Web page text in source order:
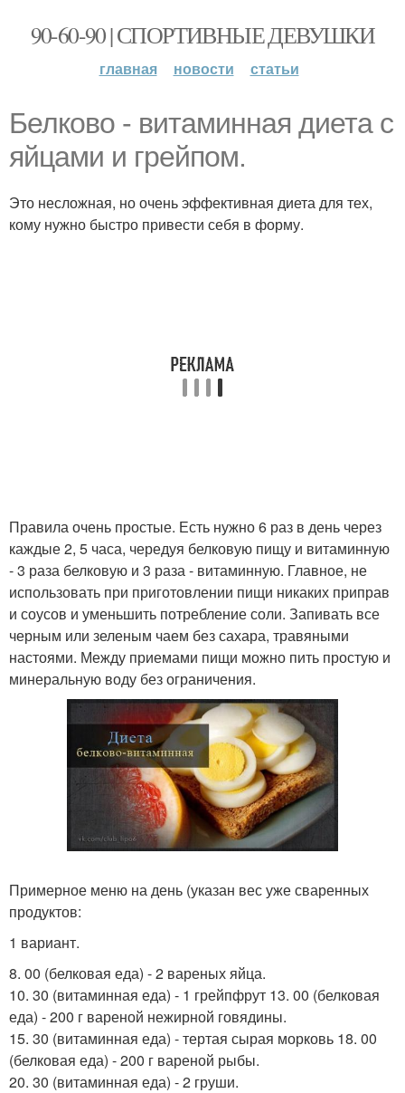
90-60-90 | СПОРТИВНЫЕ ДЕВУШКИ
главная новости статьи
Белково - витаминная диета с
яйцами и грейпом.
Это несложная, но очень эффективная диета для тех,
кому нужно быстро привести себя в форму.
Правила очень простые. Есть нужно 6 раз в день через
каждые 2, 5 часа, чередуя белковую пищу и витаминную
- 3 раза белковую и 3 раза - витаминную. Главное, не
использовать при приготовлении пищи никаких приправ
и соусов и уменьшить потребление соли. Запивать все
черным или зеленым чаем без сахара, травяными
настоями. Между приемами пищи можно пить простую и
минеральную воду без ограничения.
Примерное меню на день (указан вес уже сваренных
продуктов:
1 вариант.
8. 00 (белковая еда) - 2 вареных яйца.
10. 30 (витаминная еда) - 1 грейпфрут 13. 00 (белковая
еда) - 200 г вареной нежирной говядины.
15. 30 (витаминная еда) - тертая сырая морковь 18. 00
(белковая еда) - 200 г вареной рыбы.
20. 30 (витаминная еда) - 2 груши.